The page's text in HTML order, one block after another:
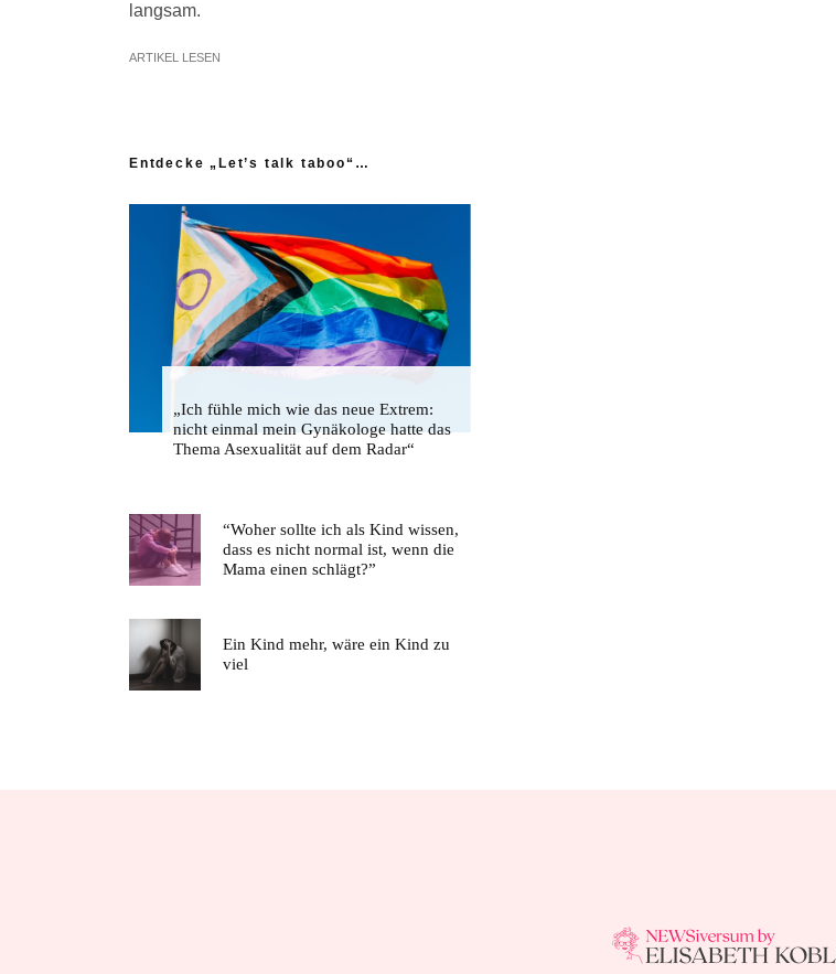
langsam.
ARTIKEL LESEN
Entdecke „Let’s talk taboo“…
„Ich fühle mich wie das neue Extrem:
nicht einmal mein Gynäkologe hatte das
Thema Asexualität auf dem Radar“
“Woher sollte ich als Kind wissen,
dass es nicht normal ist, wenn die
Mama einen schlägt?”
Ein Kind mehr, wäre ein Kind zu
viel